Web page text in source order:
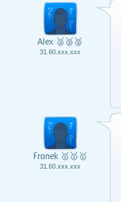
Alex 🥈🥈🥈
31.60.xxx.xxx
Franek 🥇🥇🥇
31.60.xxx.xxx